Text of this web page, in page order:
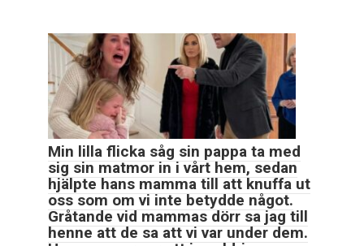
Min lilla flicka såg sin pappa ta med
sig sin matmor in i vårt hem, sedan
hjälpte hans mamma till att knuffa ut
oss som om vi inte betydde något.
Gråtande vid mammas dörr sa jag till
henne att de sa att vi var under dem.